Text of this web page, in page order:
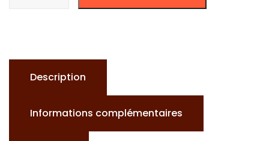
(Blue
Purple
Description
Informations complémentaires